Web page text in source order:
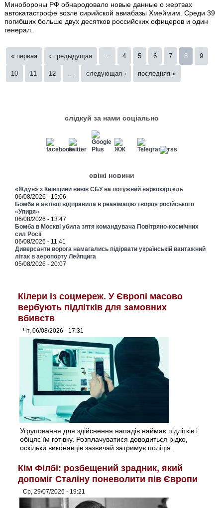
Минобороны РФ обнародовало новые данные о жертвах
автокатастрофе возле сирийской авиабазы Хмеймим. Среди 39
погибших больше двух десятков российских офицеров и один
генерал.
Страницы
« первая ‹ предыдущая … 4 5 6 7 8 9
10 11 12 … следующая › последняя »
слідкуй за нами соціально
свіжі новини
«Ждун» з Київщини вивів СБУ на потужний наркокартель
06/08/2026 - 15:06
Бомба в автівці відправила в реанімацію творця російського
«Упиря»
06/08/2026 - 13:47
Бомба в Москві убила зятя командувача Повітряно-космічних
сил Росії
06/08/2026 - 11:41
Диверсанти ворога намагались підірвати українській вантажний
літак в аеропорту Лейпцига
05/08/2026 - 20:07
Кілери із соцмереж. У Європі масово
вербують підлітків для замовних
вбивств
Чт, 06/08/2026 - 17:31
Угруповання для здійснення нападів наймає підлітків і
обіцяє їм готівку. Розплачуватися доводиться рідко,
оскільки виконавців зазвичай затримує поліція.
Кім Філбі: розбещений зрадник, який
допоміг Сталіну поневолити пів Європи
Ср, 29/07/2026 - 19:21